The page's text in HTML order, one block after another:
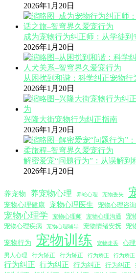
2026年1月20日
成为宠物行为纠正师：从学徒
2026年1月20日
从困扰到和谐：科学纠正宠物
2026年1月20日
兴隆大街宠物行为纠正指南
2026年1月20日
解密爱宠“问题行为”：从误解到
2026年1月20日
养宠物 养宠物心理 养蛇心理 宠物丢失
宠物心理健康 宠物心理医生 宠物心理咨询
宠物心理学 宠物心理师 宠物心理沟通 宠
宠物心理疾病
宠物心理辅导 宠物情绪安抚 宠
宠物行为 宠物训练 宠物走丢 心
男人心理 行为矫正 行为矫正 行为矫正 行为矫正
行为纠正 行为纠正 行为纠正 行为纠正